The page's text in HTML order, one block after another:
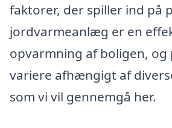
faktorer, der spiller ind på
jordvarmeanlæg er en
opvarmning af boligen, og
variere afhængigt af
som vi vil gennemgå her.